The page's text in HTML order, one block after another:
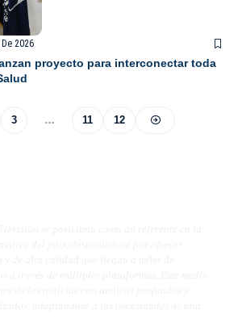
2026
proyecto para interconectar toda
3 … 11 12